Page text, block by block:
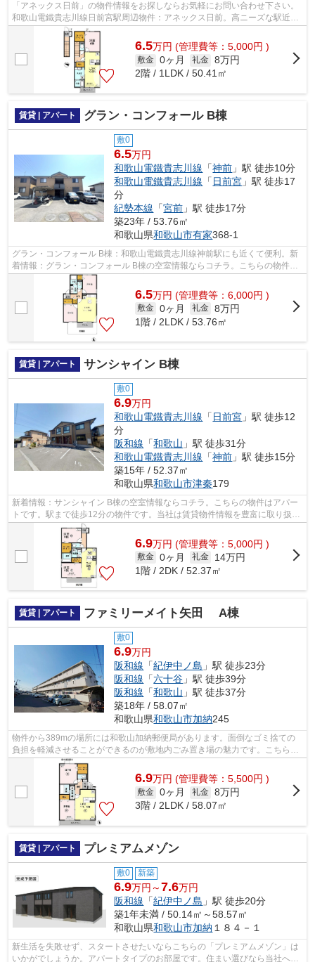
「アネックス日前」の物件情報をお探しならお気軽にお問い合わせ下さい。
和歌山電鐵貴志川線日前宮駅周辺物件：アネックス日前。高ニーズな駅近の
物件で、徒歩4分で駅に行くことができ...
6.5万円 (管理費等：5,000円 )
敷金 0ヶ月 礼金 8万円
2階 / 1LDK / 50.41㎡
賃貸 | アパート グラン・コンフォール B棟
敷0
6.5万円
和歌山電鐵貴志川線 「神前 」駅 徒歩10分
和歌山電鐵貴志川線 「 日前宮 」駅 徒歩17
分
紀勢本線 「宮前 」駅 徒歩17分
築23年 / 53.76㎡
和歌山県和歌山市有家368-1
グラン・コンフォール B棟：和歌山電鐵貴志川線神前駅にも近くて便利。新
着情報：グラン・コンフォール B棟の空室情報ならコチラ。こちらの物件は
アパートです。駅から徒歩10分に立地...
6.5万円 (管理費等：6,000円 )
敷金 0ヶ月 礼金 8万円
1階 / 2LDK / 53.76㎡
賃貸 | アパート サンシャイン B棟
敷0
6.9万円
和歌山電鐵貴志川線 「 日前宮 」駅 徒歩12
分
阪和線 「和歌山 」駅 徒歩31分
和歌山電鐵貴志川線 「神前 」駅 徒歩15分
築15年 / 52.37㎡
和歌山県和歌山市津秦179
新着情報：サンシャイン B棟の空室情報ならコチラ。こちらの物件はアパー
トです。駅まで徒歩12分の物件です。当社は賃貸物件情報を豊富に取り扱っ
ています。お客様のこだわりに合わせ...
6.9万円 (管理費等：5,000円 )
敷金 0ヶ月 礼金
14万円
1階 / 2DK / 52.37㎡
賃貸 | アパート ファミリーメイト矢田 A棟
敷0
6.9万円
阪和線 「紀伊中ノ島 」駅 徒歩23分
阪和線 「六十谷 」駅 徒歩39分
阪和線 「和歌山 」駅 徒歩37分
築18年 / 58.07㎡
和歌山県和歌山市加納245
物件から389mの場所には和歌山加納郵便局があります。面倒なゴミ捨ての
負担を軽減させることができるのが敷地内ごみ置き場の魅力です。こちらの
物件はアパートです。物件探しをはじめ...
6.9万円 (管理費等：5,500円 )
敷金 0ヶ月 礼金 8万円
3階 / 2LDK / 58.07㎡
賃貸 | アパート プレミアムメゾン
敷0 新築
6.9万円～7.6万円
阪和線 「紀伊中ノ島 」駅 徒歩20分
築1年未満 / 50.14㎡～58.57㎡
和歌山県和歌山市加納 １８４－１
新生活を失敗せず、スタートさせたいならこちらの「プレミアムメゾン」は
いかがでしょうか。アパートタイプのお部屋です。住まい選びなら当社へお